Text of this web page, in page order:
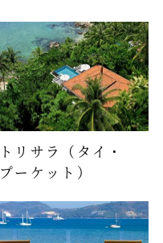
トリサラ（タイ・
プーケット）